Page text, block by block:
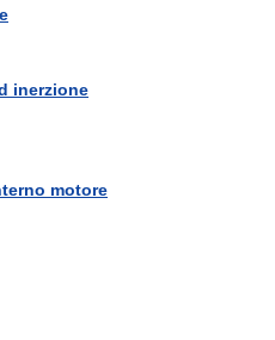
inerzione
motore